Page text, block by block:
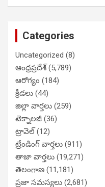
Categories
Uncategorized (8)
ఆంధ్రప్రదేశ్(5,789)
ఆరోగ్యం (184)
క్రీడలు (44)
జిల్లా వార్తలు (259)
టెక్నాలజీ (36)
ట్రావెల్(12)
ట్రేండింగ్ వార్తలు (911)
తాజా వార్తలు (19,271)
తెలంగాణ (11,181)
ప్రజా సమస్యలు (2,681)